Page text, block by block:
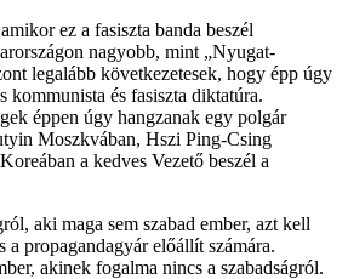
ez a fasiszta banda beszél
nagyobb, mint „Nyugat-
legalább következetesek, hogy épp úgy
kommunista és fasiszta diktatúra.
éppen úgy hangzanak egy polgár
Moszkvában, Hszi Ping-Csing
a kedves Vezető beszél a
aki maga sem szabad ember, azt kell
a propagandagyár előállít számára.
akinek fogalma nincs a szabadságról.